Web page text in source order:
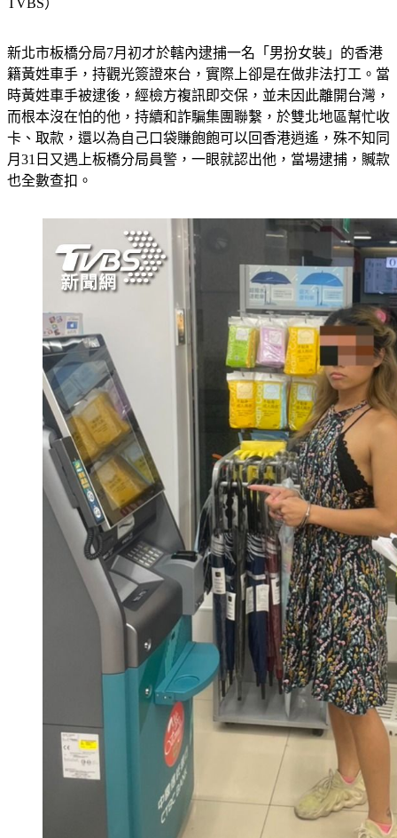
TVBS）
新北市板橋分局7月初才於轄內逮捕一名「男扮女裝」的香港
籍黃姓車手，持觀光簽證來台，實際上卻是在做非法打工。當
時黃姓車手被逮後，經檢方複訊即交保，並未因此離開台灣，
而根本沒在怕的他，持續和詐騙集團聯繫，於雙北地區幫忙收
卡、取款，還以為自己口袋賺飽飽可以回香港逍遙，殊不知同
月31日又遇上板橋分局員警，一眼就認出他，當場逮捕，贓款
也全數查扣。